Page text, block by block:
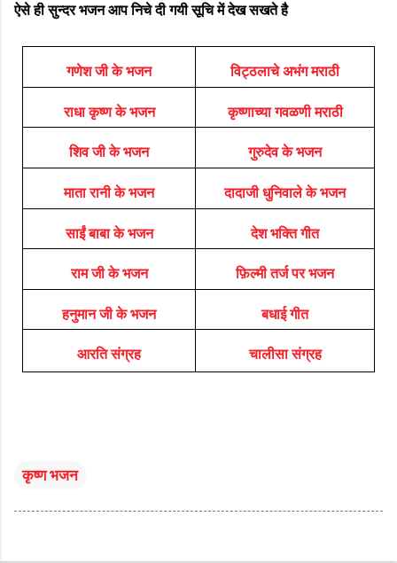
ऐसे ही सुन्दर भजन आप निचे दी गयी सूचि में देख सखते है
गणेश जी के भजन विट्ठलाचे अभंग मराठी
राधा कृष्ण के भजन कृष्णाच्या गवळणी मराठी
शिव जी के भजन गुरुदेव के भजन
माता रानी के भजन दादाजी धुनिवाले के भजन
साईं बाबा के भजन देश भक्ति गीत
राम जी के भजन फ़िल्मी तर्ज पर भजन
हनुमान जी के भजन बधाई गीत
आरति संग्रह चालीसा संग्रह
कृष्ण भजन